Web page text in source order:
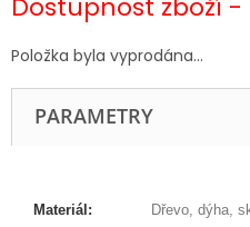
cena:
Dostupnost zboží
Položka byla vyprodána…
PARAMETRY
Materiál: Dřevo, dýha,